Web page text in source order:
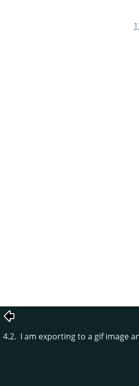
4.2. I am exporting to a gif image